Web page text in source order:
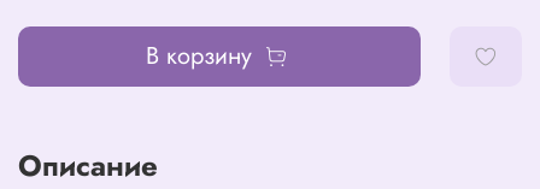
В корзину
Описание